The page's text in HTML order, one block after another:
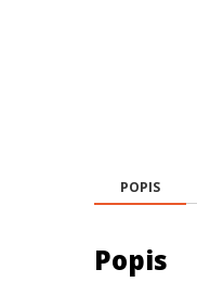
POPIS
Popis